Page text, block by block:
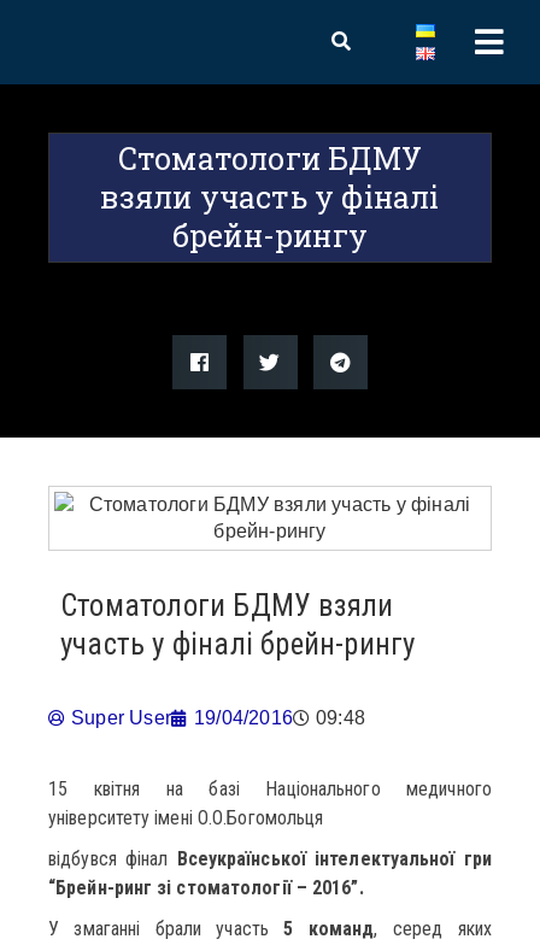
Стоматологи БДМУ
взяли участь у фіналі
брейн-рингу
Стоматологи БДМУ взяли
участь у фіналі брейн-рингу
Super User 19/04/2016 09:48
15 квітня на базі Національного медичного
університету імені О.О.Богомольця
відбувся фінал Всеукраїнської інтелектуальної гри
“Брейн-ринг зі стоматології – 2016”.
У змаганні брали участь5 команд, серед яких